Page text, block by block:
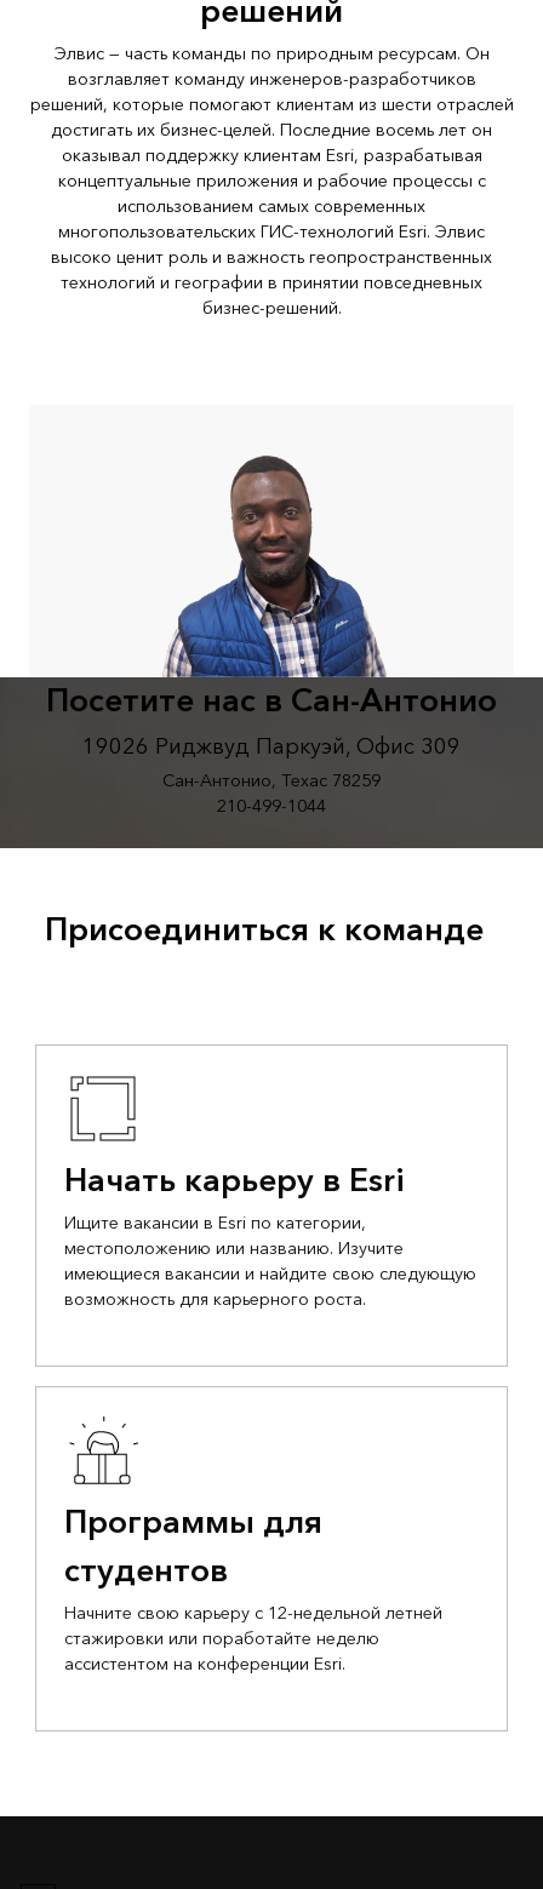
решений
Элвис — часть команды по природным ресурсам. Он
возглавляет команду инженеров-разработчиков
решений, которые помогают клиентам из шести отраслей
достигать их бизнес-целей. Последние восемь лет он
оказывал поддержку клиентам Esri, разрабатывая
концептуальные приложения и рабочие процессы с
использованием самых современных
многопользовательских ГИС-технологий Esri. Элвис
высоко ценит роль и важность геопространственных
технологий и географии в принятии повседневных
бизнес-решений.
Посетите нас в Сан-Антонио
19026 Риджвуд Паркуэй, Офис 309
Сан-Антонио, Техас 78259
210-499-1044
Присоединиться к команде
Начать карьеру в Esri
Ищите вакансии в Esri по категории,
местоположению или названию. Изучите
имеющиеся вакансии и найдите свою следующую
возможность для карьерного роста.
Программы для
студентов
Начните свою карьеру с 12-недельной летней
стажировки или поработайте неделю
ассистентом на конференции Esri.